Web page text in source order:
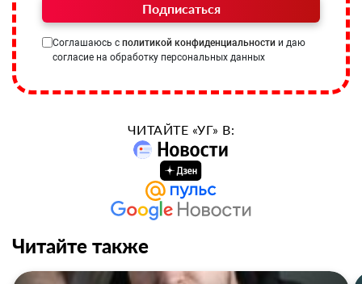
Подписаться
Соглашаюсь с политикой конфиденциальности и даю
согласие на обработку персональных данных
ЧИТАЙТЕ «УГ» В:
Читайте также